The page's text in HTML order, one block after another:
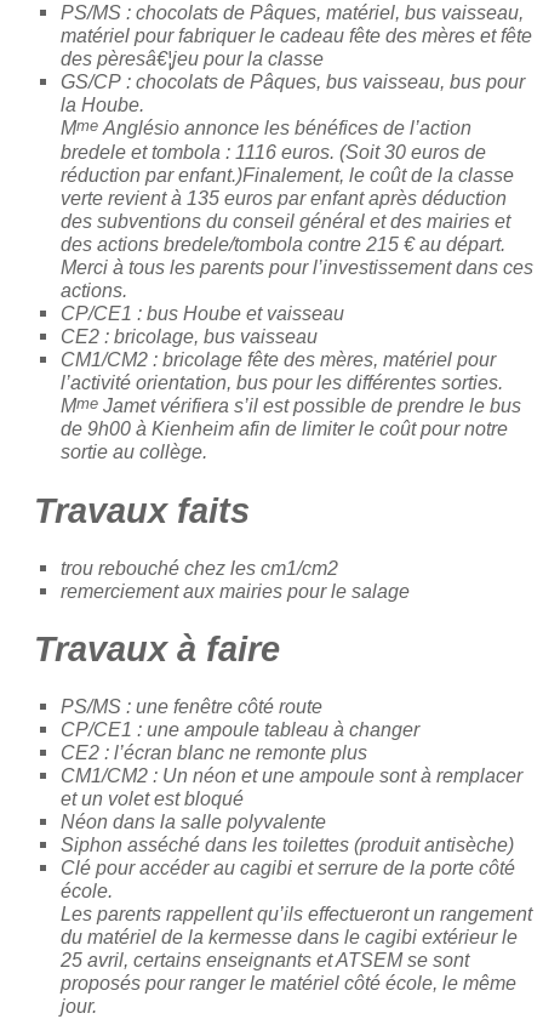
PS/MS : chocolats de Pâques, matériel, bus vaisseau,
matériel pour fabriquer le cadeau fête des mères et fête
des pèresâ€¦jeu pour la classe
GS/CP : chocolats de Pâques, bus vaisseau, bus pour
la Hoube.
Mme Anglésio annonce les bénéfices de l’action
bredele et tombola : 1116 euros. (Soit 30 euros de
réduction par enfant.)Finalement, le coût de la classe
verte revient à 135 euros par enfant après déduction
des subventions du conseil général et des mairies et
des actions bredele/tombola contre 215 € au départ.
Merci à tous les parents pour l’investissement dans ces
actions.
CP/CE1 : bus Hoube et vaisseau
CE2 : bricolage, bus vaisseau
CM1/CM2 : bricolage fête des mères, matériel pour
l’activité orientation, bus pour les différentes sorties.
Mme Jamet vérifiera s’il est possible de prendre le bus
de 9h00 à Kienheim afin de limiter le coût pour notre
sortie au collège.
Travaux faits
trou rebouché chez les cm1/cm2
remerciement aux mairies pour le salage
Travaux à faire
PS/MS : une fenêtre côté route
CP/CE1 : une ampoule tableau à changer
CE2 : l’écran blanc ne remonte plus
CM1/CM2 : Un néon et une ampoule sont à remplacer
et un volet est bloqué
Néon dans la salle polyvalente
Siphon asséché dans les toilettes (produit antisèche)
Clé pour accéder au cagibi et serrure de la porte côté
école.
Les parents rappellent qu’ils effectueront un rangement
du matériel de la kermesse dans le cagibi extérieur le
25 avril, certains enseignants et ATSEM se sont
proposés pour ranger le matériel côté école, le même
jour.